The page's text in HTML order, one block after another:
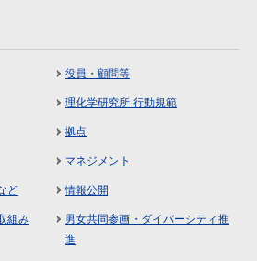
役員・顧問等
理化学研究所 行動規範
拠点
マネジメント
ど 情報公開
組み
男女共同参画・ダイバーシティ推
進